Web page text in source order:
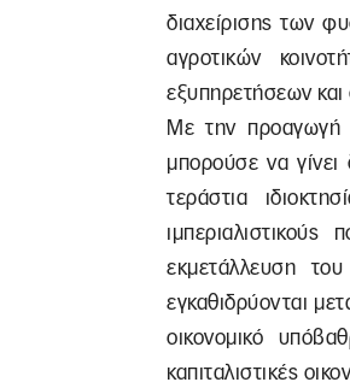
διαχείρισης των
αγροτικών
εξυπηρετήσεων και
Με την προαγωγή
μπορούσε να
τεράστια
εκμετάλλευση
εγκαθιδρύονται
οικονομικό
καπιταλιστικές